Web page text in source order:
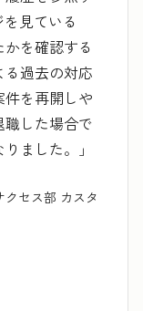
見ている
を確認する
過去の対応
を再開しや
した場合で
ました。」
セス部 カスタ